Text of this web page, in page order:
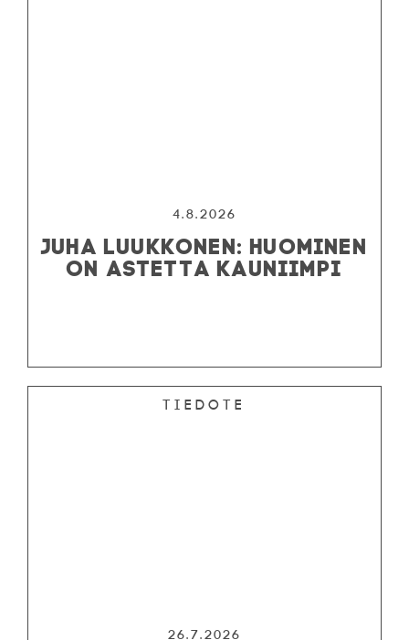
4.8.2026
JUHA LUUKKONEN: HUOMINEN
ON ASTETTA KAUNIIMPI
Tiedote
26.7.2026